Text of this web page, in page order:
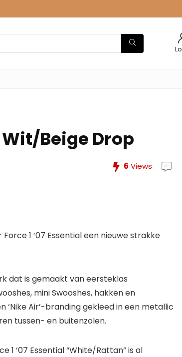
Wit/Beige Drop
6 Views
1 ’07 Essential een nieuwe strakke
dat is gemaakt van eersteklas
mini Swooshes, hakken en
‘Nike Air’-branding gekleed in een metallic
tussen- en buitenzolen.
1 ’07 Essential “White/Rattan” is al